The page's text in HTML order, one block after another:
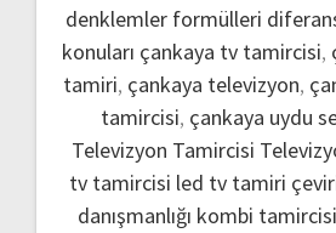
denklemler formülleri
konuları çankaya tv tamircisi,
tamiri, çankaya televizyon,
tamircisi, çankaya uydu
Televizyon Tamircisi
tv tamircisi led tv tamiri
danışmanlığı kombi